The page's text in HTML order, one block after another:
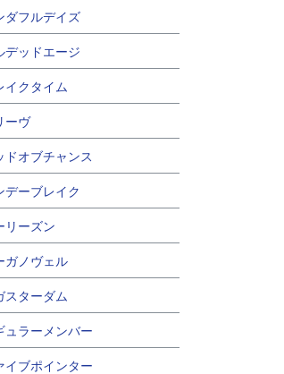
ダフルデイズ
デッドエージ
イクタイム
ーヴ
ドオブチャンス
デーブレイク
リーズン
ガノヴェル
スターダム
ュラーメンバー
イブポインター